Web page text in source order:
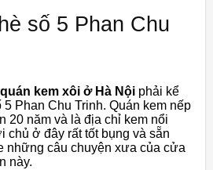
số 5 Phan Chu
quán kem xôi ở Hà Nội phải kể
Phan Chu Trinh. Quán kem nếp
20 năm và là địa chỉ kem nổi
ở đây rất tốt bụng và sẵn
những câu chuyện xưa của cửa
này.